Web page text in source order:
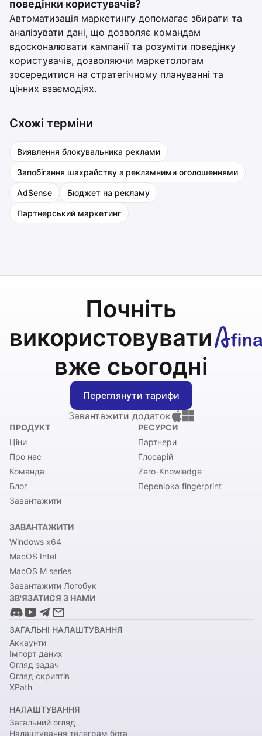
поведінки користувачів?
Автоматизація маркетингу допомагає збирати та
аналізувати дані, що дозволяє командам
вдосконалювати кампанії та розуміти поведінку
користувачів, дозволяючи маркетологам
зосередитися на стратегічному плануванні та
цінних взаємодіях.
Схожі терміни
Виявлення блокувальника реклами
Запобігання шахрайству з рекламними оголошеннями
AdSense Бюджет на рекламу
Партнерський маркетинг
Почніть
використовувати
вже сьогодні
Переглянути тарифи
Завантажити додаток
ПРОДУКТ
Ціни
Про нас
Команда
Блог
Завантажити
РЕСУРСИ
Партнери
Глосарій
Zero-Knowledge
Перевірка fingerprint
ЗАВАНТАЖИТИ
Windows x64
MacOS Intel
MacOS M series
Завантажити Логобук
ЗВ'ЯЗАТИСЯ З НАМИ
ЗАГАЛЬНІ НАЛАШТУВАННЯ
Аккаунти
Імпорт даних
Огляд задач
Огляд скриптів
XPath
НАЛАШТУВАННЯ
Загальний огляд
Налаштування телеграм бота